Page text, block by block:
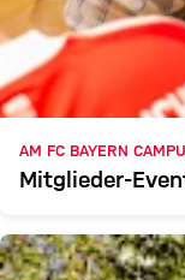
AM FC BAYERN
Mitglieder-